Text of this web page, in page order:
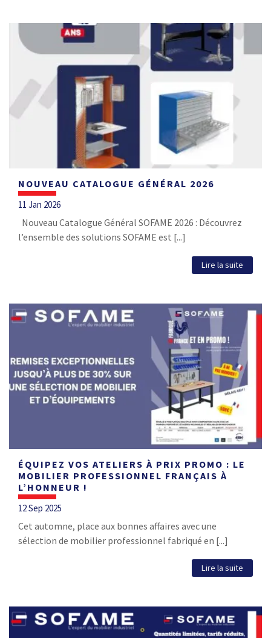
NOUVEAU CATALOGUE GÉNÉRAL 2026
11 Jan 2026
Nouveau Catalogue Général SOFAME 2026 : Découvrez
l’ensemble des solutions SOFAME est [...]
Lire la suite
ÉQUIPEZ VOS ATELIERS À PRIX PROMO : LE
MOBILIER PROFESSIONNEL FRANÇAIS À
L’HONNEUR !
12 Sep 2025
Cet automne, place aux bonnes affaires avec une
sélection de mobilier professionnel fabriqué en [...]
Lire la suite